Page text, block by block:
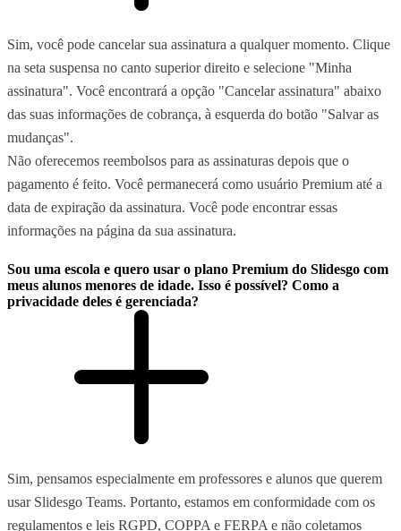
Sim, você pode cancelar sua assinatura a qualquer momento. Clique
na seta suspensa no canto superior direito e selecione "Minha
assinatura". Você encontrará a opção "Cancelar assinatura" abaixo
das suas informações de cobrança, à esquerda do botão "Salvar as
mudanças".
Não oferecemos reembolsos para as assinaturas depois que o
pagamento é feito. Você permanecerá como usuário Premium até a
data de expiração da assinatura. Você pode encontrar essas
informações na página da sua assinatura.
Sou uma escola e quero usar o plano Premium do Slidesgo com
meus alunos menores de idade. Isso é possível? Como a
privacidade deles é gerenciada?
Sim, pensamos especialmente em professores e alunos que querem
usar Slidesgo Teams. Portanto, estamos em conformidade com os
regulamentos e leis RGPD, COPPA e FERPA e não coletamos